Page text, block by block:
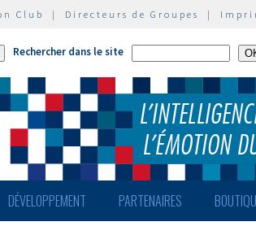
Club | Directeurs de Groupes |
Rechercher dans le site
DÉVELOPPEMENT PARTENAIRES